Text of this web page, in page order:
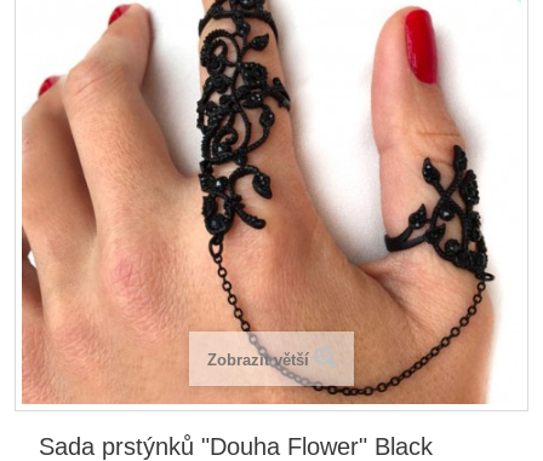
Zobrazit větší
Sada prstýnků "Douha Flower" Black